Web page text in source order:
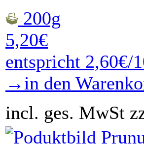
200g
5,20€
entspricht 2,60€/
→in den
incl. ges. MwSt